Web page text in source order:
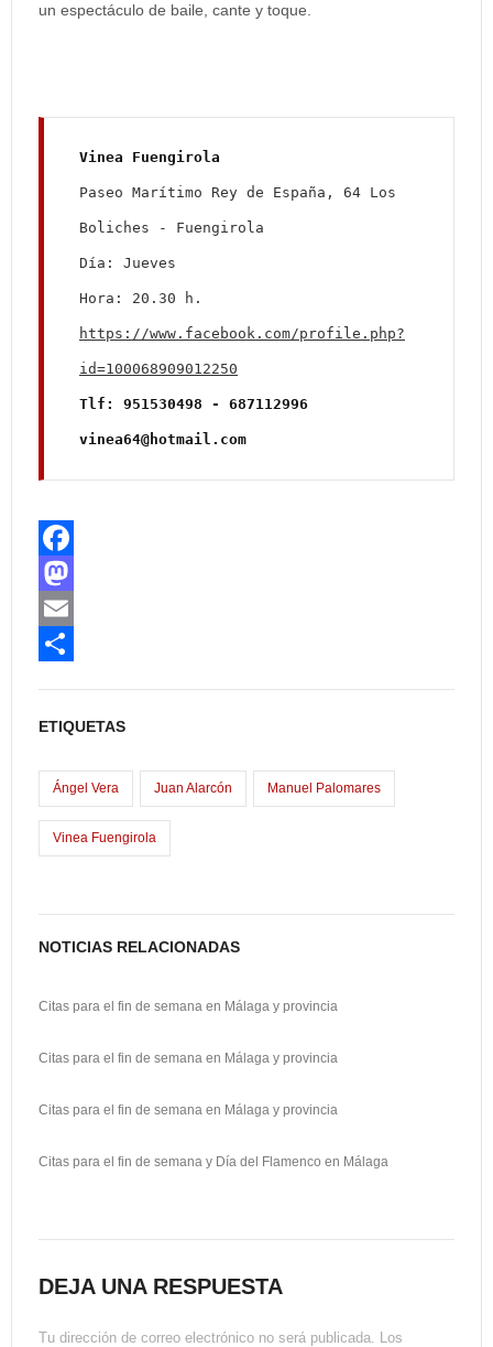
un espectáculo de baile, cante y toque.
Paseo Marítimo Rey de España, 64 Los
Boliches - Fuengirola
Día: Jueves
https://www.facebook.com/profile.php?
id=100068909012250
Tlf: 951530498 - 687112996
vinea64@hotmail.com
F
a
c
k
M
a
o
n
E
a
r
ETIQUETAS
Ángel Vera Juan Alarcón Manuel Palomares
Vinea Fuengirola
NOTICIAS RELACIONADAS
Citas para el fin de semana en Málaga y provincia
Citas para el fin de semana en Málaga y provincia
Citas para el fin de semana en Málaga y provincia
Citas para el fin de semana y Día del Flamenco en Málaga
DEJA UNA RESPUESTA
Tu dirección de correo electrónico no será publicada. Los